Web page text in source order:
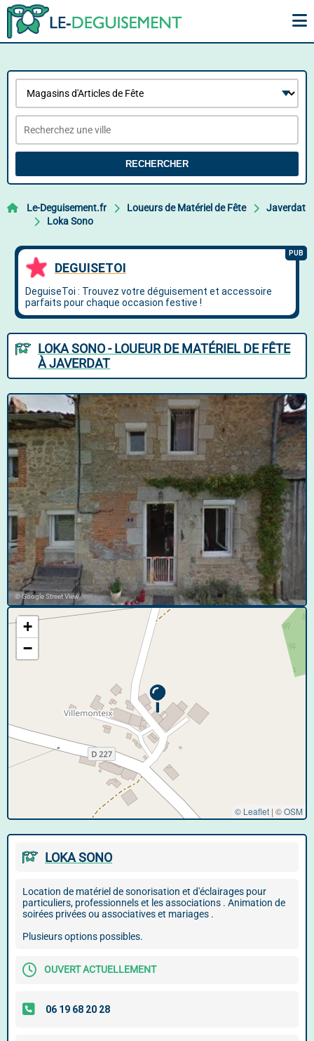
RECHERCHER
Le-Deguisement.fr Loueurs de Matériel de Fête
Javerdat
Loka Sono
LOKA SONO - LOUEUR DE MATÉRIEL DE FÊTE
À JAVERDAT
© Google Street View
+
−
© Leaflet | ©OSM
LOKA SONO
Location de matériel de sonorisation et d'éclairages pour
particuliers, professionnels et les associations . Animation de
soirées privées ou associatives et mariages .
Plusieurs options possibles.
OUVERT ACTUELLEMENT